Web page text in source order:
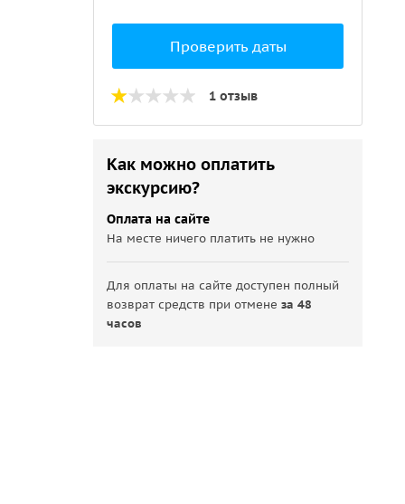
Проверить даты
1 отзыв
Как можно оплатить
экскурсию?
Оплата на сайте
На месте ничего платить не нужно
Для оплаты на сайте доступен полный
возврат средств при отменеза 48
часов